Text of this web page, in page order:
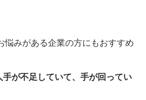
悩みがある企業の方にもおすすめ
手が不足していて、手が回ってい